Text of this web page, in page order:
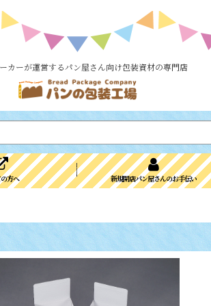
カーが運営するパン屋さん向け包装資材の専門店
方へ 新規開店パン屋さんのお手伝い